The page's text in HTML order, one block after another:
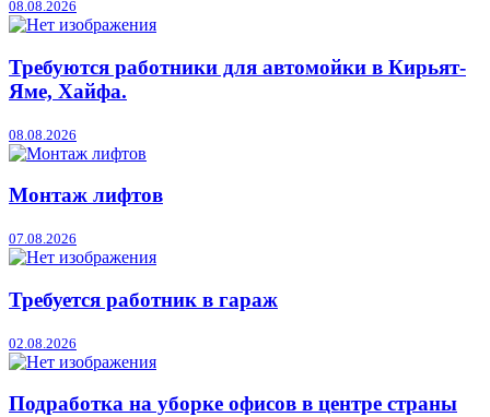
08.08.2026
Требуются работники для автомойки в Кирьят-
Яме, Хайфа.
08.08.2026
Монтаж лифтов
07.08.2026
Требуется работник в гараж
02.08.2026
Подработка на уборке офисов в центре страны